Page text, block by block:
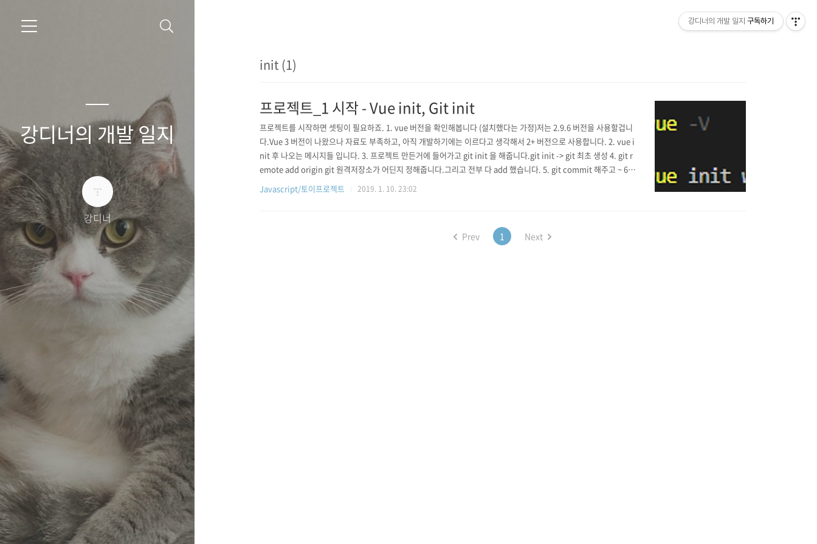
강디너의 개발 일지
강디너
init (1)
프로젝트_1 시작 - Vue init, Git init
프로젝트를 시작하면 셋팅이 필요하죠. 1. vue 버전을 확인해봅니다 (설치했다는 가정)저는 2.9.6 버전을 사용할겁니
다.Vue 3 버전이 나왔으나 자료도 부족하고, 아직 개발하기에는 이르다고 생각해서 2+ 버전으로 사용합니다. 2. vue i
nit 후 나오는 메시지들 입니다. 3. 프로젝트 만든거에 들어가고 git init 을 해줍니다.git init -> git 최초 생성 4. git r
emote add origin git 원격저장소가 어딘지 정해줍니다.그리고 전부 다 add 했습니다. 5. git commit 해주고 ~ 6. g
it push 도 해줍니다 ~ 초기 셋팅이 완료되었습니다.
Javascript/토이프로젝트 2019. 1. 10. 23:02
Prev 1 Next
강디너의 개발 일지 구독하기